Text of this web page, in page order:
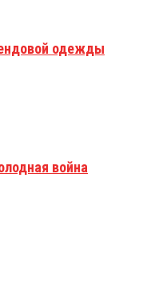
одежды
война